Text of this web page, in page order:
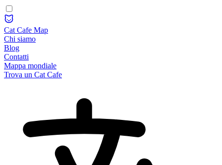
Cat Cafe Map
Chi siamo
Blog
Contatti
Mappa mondiale
Trova un Cat Cafe